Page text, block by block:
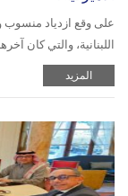
على وقع ازدياد منسوب
اللبنانية، والتي كان
المزيد